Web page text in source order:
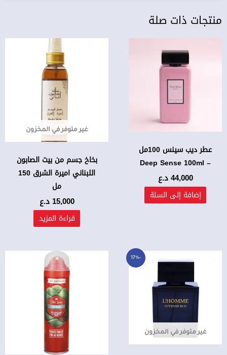
منتجات ذات صلة
عطر ديب سينس 100مل
– Deep Sense 100ml
44,000د.ع
إضافة إلى السلة
غير متوفر في المخزون
بخاخ جسم من بيت الصابون
اللبناني اميرة الشرق 150
مل
15,000 د.ع
قراءة المزيد
-17%
غير متوفر في المخزون
السعر
الأصلي
48,000 د.ع.
السعر
الحالي